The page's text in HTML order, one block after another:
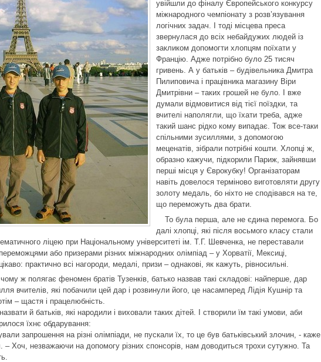
увійшли до фіналу Європейського конкурсу
міжнародного чемпіонату з розв’язування
логічних задач. І тоді місцева преса
звернулася до всіх небайдужих людей із
закликом допомогти хлопцям поїхати у
Францію. Адже потрібно було 25 тисяч
гривень. А у батьків – будівельника Дмитра
Пилиповича і працівника магазину Віри
Дмитрівни – таких грошей не було. І вже
думали відмовитися від тієї поїздки, та
вчителі наполягли, що їхати треба, адже
такий шанс рідко кому випадає. Тож все-таки
спільними зусиллями, з допомогою
меценатів, зібрали потрібні кошти. Хлопці ж,
образно кажучи, підкорили Париж, зайнявши
перші місця у Єврокубку! Організаторам
навіть довелося терміново виготовляти другу
золоту медаль, бо ніхто не сподівався на те,
що переможуть два брати.
То була перша, але не єдина перемога. Бо
далі хлопці, які після восьмого класу стали
ліцею при Національному університеті ім. Т.Г. Шевченка, не переставали
або призерами різних міжнародних олімпіад – у Хорватії, Мексиці,
практично всі нагороди, медалі, призи – однакові, як кажуть, рівносильні.
ж полягає феномен братів Тузенків, батько назвав такі складові: найперше, дар
вчителів, які побачили цей дар і розвинули його, це насамперед Лідія Кушнір та
– щастя і працелюбність.
й батьків, які народили і виховали таких дітей. І створили їм такі умови, аби
їхнє обдарування:
запрошення на різні олімпіади, не пускали їх, то це був батьківський злочин, - каже
Хоч, незважаючи на допомогу різних спонсорів, нам доводиться трохи сутужно. Та